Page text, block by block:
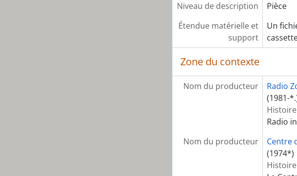
[Sous-fonds] SF03 -
[Sous-fonds] SF04 -
Niveau de description
Pièce
Étendue matérielle et
support
Un
Zone du contexte
Nom du producteur
Radio
(1981-
Radio
Nom du producteur
Centre
(1974*)